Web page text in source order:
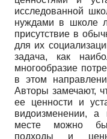
исследованной
нуждами в школе
присутствие в
для их
задача, как
многообразие
в этом
Авторы замечают,
ее ценности и
видоизменении, а
месте можно
подходы и